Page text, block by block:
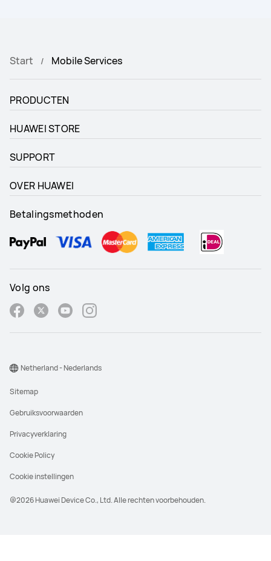
Start Mobile Services
PRODUCTEN
HUAWEI STORE
SUPPORT
OVER HUAWEI
Betalingsmethoden
Volg ons
@2026 Huawei Device Co., Ltd. Alle rechten voorbehouden.
Sitemap
Gebruiksvoorwaarden
Privacyverklaring
Cookie Policy
Cookie instellingen
Netherland - Nederlands